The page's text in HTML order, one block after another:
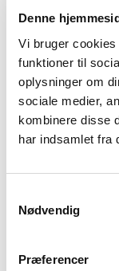
Denne
Vi bruger
funktioner til
oplysninger om
sociale medier,
kombinere disse
har indsamlet fra
Nødvendig
Præferencer
Se også
Se andre
Landejendom
Lager
Landbrugsjord
Se andre byer
Vejle